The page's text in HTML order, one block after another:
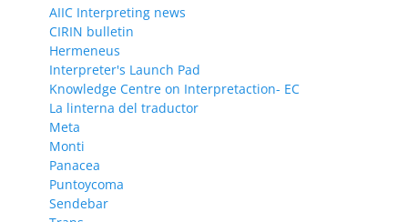
AIIC Interpreting news
CIRIN bulletin
Hermeneus
Interpreter's Launch Pad
Knowledge Centre on Interpretaction- EC
La linterna del traductor
Meta
Monti
Panacea
Puntoycoma
Sendebar